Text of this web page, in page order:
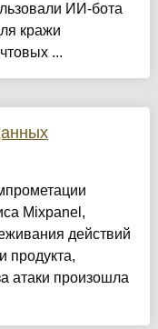
ИИ-бота
кражи
...
Mixpanel,
действий
продукта,
атаки произошла